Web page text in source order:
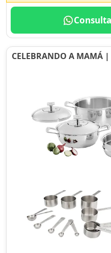
CELEBRANDO A MAMÁ |